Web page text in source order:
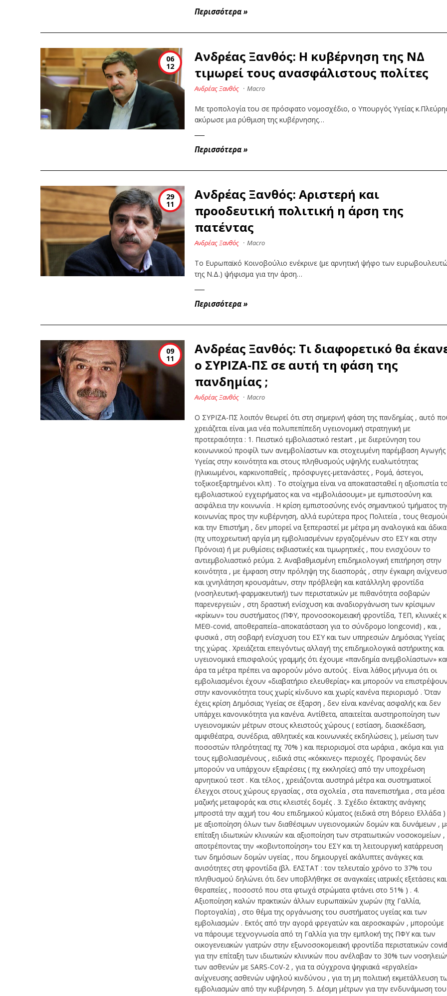
Περισσότερα»
06
12
Ανδρέας Ξανθός: Η κυβέρνηση της ΝΔ
τιμωρεί τους ανασφάλιστους πολίτες
Ανδρέας Ξανθός · Macro
Με τροπολογία του σε πρόσφατο νομοσχέδιο, ο Υπουργός Υγείας
ακύρωσε μια ρύθμιση της κυβέρνησης…
Περισσότερα»
29
11
Ανδρέας Ξανθός: Αριστερή και
προοδευτική πολιτική η άρση της
πατέντας
Ανδρέας Ξανθός · Macro
Το Ευρωπαϊκό Κοινοβούλιο ενέκρινε (με αρνητική ψήφο των
της Ν.Δ.) ψήφισμα για την άρση…
Περισσότερα»
09
11
Ανδρέας Ξανθός: Τι διαφορετικό θα
ο ΣΥΡΙΖΑ-ΠΣ σε αυτή τη φάση της
πανδημίας ;
Ανδρέας Ξανθός · Macro
Ο ΣΥΡΙΖΑ-ΠΣ λοιπόν θεωρεί ότι στη σημερινή φάση της πανδημίας , αυτό
χρειάζεται είναι μια νέα πολυπεπίπεδη υγειονομική στρατηγική με
προτεραιότητα : 1. Πειστικό εμβολιαστικό restart , με διερεύνηση του
κοινωνικού προφίλ των ανεμβολίαστων και στοχευμένη παρέμβαση Αγωγής
Υγείας στην κοινότητα και στους πληθυσμούς υψηλής ευαλωτότητας
(ηλικιωμένοι, καρκινοπαθείς , πρόσφυγες-μετανάστες , Ρομά, άστεγοι,
τοξικοεξαρτημένοι κλπ) . Το στοίχημα είναι να αποκατασταθεί η αξιοπιστία
εμβολιαστικού εγχειρήματος και να «εμβολιάσουμε» με εμπιστοσύνη και
ασφάλεια την κοινωνία . Η κρίση εμπιστοσύνης ενός σημαντικού τμήματος
κοινωνίας προς την κυβέρνηση, αλλά ευρύτερα προς Πολιτεία , τους
και την Επιστήμη , δεν μπορεί να ξεπεραστεί με μέτρα μη αναλογικά και άδικα
(πχ υποχρεωτική αργία μη εμβολιασμένων εργαζομένων στο ΕΣΥ και στην
Πρόνοια) ή με ρυθμίσεις εκβιαστικές και τιμωρητικές , που ενισχύουν το
αντιεμβολιαστικό ρεύμα. 2. Αναβαθμισμένη επιδημιολογική επιτήρηση στην
κοινότητα , με έμφαση στην πρόληψη της διασποράς , στην έγκαιρη
και ιχνηλάτηση κρουσμάτων, στην πρόβλεψη και κατάλληλη φροντίδα
(νοσηλευτική-φαρμακευτική) των περιστατικών με πιθανότητα σοβαρών
παρενεργειών , στη δραστική ενίσχυση και αναδιοργάνωση των κρίσιμων
«κρίκων» του συστήματος (ΠΦΥ, προνοσοκομειακή φροντίδα, ΤΕΠ, κλινικές
ΜΕΘ-covid, αποθεραπεία–αποκατάσταση για το σύνδρομο longcovid) , και ,
φυσικά , στη σοβαρή ενίσχυση του ΕΣΥ και των υπηρεσιών Δημόσιας Υγείας
της χώρας . Χρειάζεται επειγόντως αλλαγή της επιδημιολογικά αστήρικτης και
υγειονομικά επισφαλούς γραμμής ότι έχουμε «πανδημία ανεμβολίαστων»
άρα τα μέτρα πρέπει να αφορούν μόνο αυτούς . Είναι λάθος μήνυμα ότι οι
εμβολιασμένοι έχουν «διαβατήριο ελευθερίας» και μπορούν να
στην κανονικότητα τους χωρίς κίνδυνο και χωρίς κανένα περιορισμό . Όταν
έχεις κρίση Δημόσιας Υγείας σε έξαρση , δεν είναι κανένας ασφαλής και δεν
υπάρχει κανονικότητα για κανένα. Αντίθετα, απαιτείται αυστηροποίηση των
υγειονομικών μέτρων στους κλειστούς χώρους ( εστίαση, διασκέδαση,
αμφιθέατρα, συνέδρια, αθλητικές και κοινωνικές εκδηλώσεις ), μείωση των
ποσοστών πληρότητας( πχ 70% ) και περιορισμοί στα ωράρια , ακόμα και για
τους εμβολιασμένους , ειδικά στις «κόκκινες» περιοχές. Προφανώς δεν
μπορούν να υπάρχουν εξαιρέσεις ( πχ εκκλησίες) από την υποχρέωση
αρνητικού τεστ . Και τέλος , χρειάζονται αυστηρά μέτρα και συστηματικοί
έλεγχοι στους χώρους εργασίας , στα σχολεία , στα πανεπιστήμια , στα μέσα
μαζικής μεταφοράς και στις κλειστές δομές . 3. Σχέδιο έκτακτης ανάγκης
μπροστά την αιχμή του 4ου επιδημικού κύματος (ειδικά στη Βόρειο Ελλάδα )
με αξιοποίηση όλων των διαθέσιμων υγειονομικών δομών και δυνάμεων ,
επίταξη ιδιωτικών κλινικών και αξιοποίηση των στρατιωτικών νοσοκομείων ,
αποτρέποντας την «κοβιντοποίηση» του ΕΣΥ και τη λειτουργική κατάρρευση
των δημόσιων δομών υγείας , που δημιουργεί ακάλυπτες ανάγκες και
ανισότητες στη φροντίδα (βλ. ΕΛΣΤΑΤ : τον τελευταίο χρόνο το 37% του
πληθυσμού δηλώνει ότι δεν υποβλήθηκε σε αναγκαίες ιατρικές εξετάσεις και
θεραπείες , ποσοστό που στα φτωχά στρώματα φτάνει στο 51% ) . 4.
Αξιοποίηση καλών πρακτικών άλλων ευρωπαϊκών χωρών (πχ Γαλλία,
Πορτογαλία) , στο θέμα της οργάνωσης του συστήματος υγείας και των
εμβολιασμών . Εκτός από την αγορά φρεγατών και αεροσκαφών , μπορούμε
να πάρουμε τεχνογνωσία από τη Γαλλία για την εμπλοκή της ΠΦΥ και των
οικογενειακών γιατρών στην εξωνοσοκομειακή φροντίδα περιστατικών
για την επίταξη των ιδιωτικών κλινικών που ανέλαβαν το 30% των
των ασθενών με SARS-CoV-2 , για τα σύγχρονα ψηφιακά «εργαλεία»
ανίχνευσης ασθενών υψηλού κινδύνου , για τη μη πολιτική εκμετάλλευση
εμβολιασμών από την κυβέρνηση. 5. Δέσμη μέτρων για την ενδυνάμωση του